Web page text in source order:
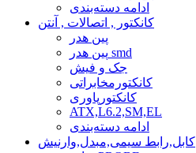
ادامه دسته‌بندی
کانکتور , اتصالات , آنتن
پین هدر
پین هدر smd
جک و فیش
کانکتورمخابراتی
کانکتورپاوری
ATX,L6.2,SM,EL
ادامه دسته‌بندی
کابل,رابط سیمی,مبدل,وارنیش